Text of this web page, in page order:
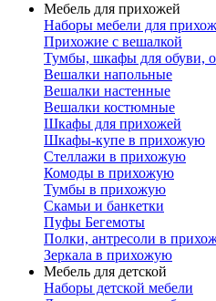
Мебель для прихожей
Наборы мебели для
Прихожие с вешалкой
Тумбы, шкафы для обуви,
Вешалки напольные
Вешалки настенные
Вешалки костюмные
Шкафы для прихожей
Шкафы-купе в прихожую
Стеллажи в прихожую
Комоды в прихожую
Тумбы в прихожую
Скамьи и банкетки
Пуфы Бегемоты
Полки, антресоли в
Зеркала в прихожую
Мебель для детской
Наборы детской мебели